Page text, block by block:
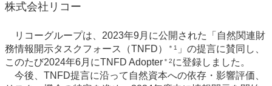
株式会社リコー
リコーグループは、2023年9月に公開された「自然関連財
務情報開示タスクフォース（TNFD）
＊1
」の提言に賛同し、
このたび2024年6月にTNFD Adopter ＊2に登録しました。
今後、TNFD提言に沿って自然資本への依存・影響評価、